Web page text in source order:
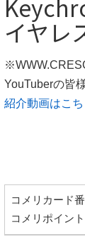
イヤレ
YouTuberの皆
紹介動画はこち
コメリカード
コメリポイント